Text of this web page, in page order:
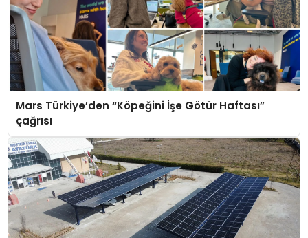
Mars Türkiye’den “Köpeğini İşe Götür Haftası”
çağrısı